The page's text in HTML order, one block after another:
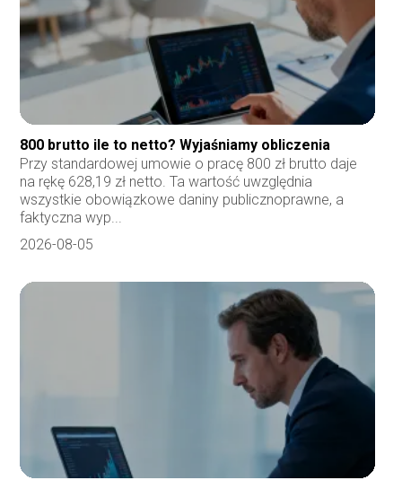
800 brutto ile to netto? Wyjaśniamy obliczenia
Przy standardowej umowie o pracę 800 zł brutto daje
na rękę 628,19 zł netto. Ta wartość uwzględnia
wszystkie obowiązkowe daniny publicznoprawne, a
faktyczna wyp...
2026-08-05